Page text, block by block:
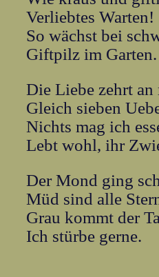
Verliebtes Warten!
So wächst bei
Giftpilz im Garten.
Die Liebe zehrt an
Gleich sieben
Nichts mag ich
Lebt wohl, ihr
Der Mond ging
Müd sind alle
Grau kommt der
Ich stürbe gerne.